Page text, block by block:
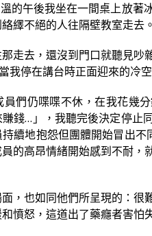
的午後我坐在一間桌上放著
繹不絕的人往隔壁教室走去。
走去，還沒到門口就聽見吵
我停在講台時正面迎來的冷
們仍喋喋不休，在我花幾
賺錢…」，我聽完後決定停
續地抱怨但團體開始冒出
的高昂情緒開始感到不耐，
，也如同他們所呈現的：很
憤怒，這道出了藥癮者害怕